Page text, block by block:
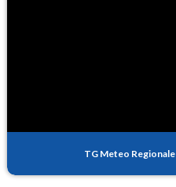
TG Meteo Regionale